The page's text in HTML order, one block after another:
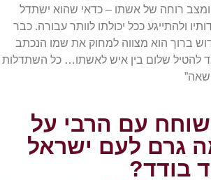
רוחה של אשתו – כדאי שהוא ישתדל
ולהתייגע ככל יכולתו לוותר עבורה. כבר
ברוך הוא מצווה למחוק את שמו הנכתב
להטיל שלום בין איש לאשתו… כל השתדלות
שוחח עם הרבי על
גרם לעם ישראל
בודד?